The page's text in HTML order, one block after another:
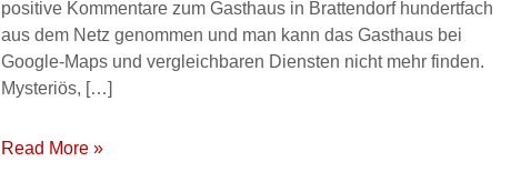
positive Kommentare zum Gasthaus in Brattendorf hundertfach
aus dem Netz genommen und man kann das Gasthaus bei
Google-Maps und vergleichbaren Diensten nicht mehr finden.
Mysteriös, […]
Read More »